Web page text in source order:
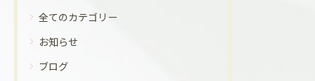
全てのカテゴリー
お知らせ
ブログ